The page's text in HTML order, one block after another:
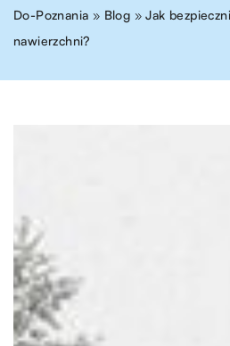
Do-Poznania » Blog »Jak
nawierzchni?